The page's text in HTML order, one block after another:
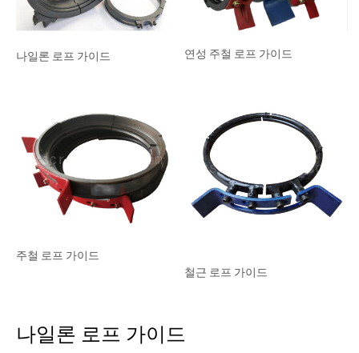
프로젝트
블로그
응용나일론 로프 가이드 연성 주철 로프 가이드
주철 로프 가이드
철근 로프 가이드
나일론 로프 가이드